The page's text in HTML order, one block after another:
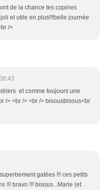
de la chance tes copines
et utile en plus!!!belle journée
/>
et comme toujours une
/> <br /> <br /> bisousbisous<br
gatées !!! ces petits
!!! bravo !!! bisous...Marie (et